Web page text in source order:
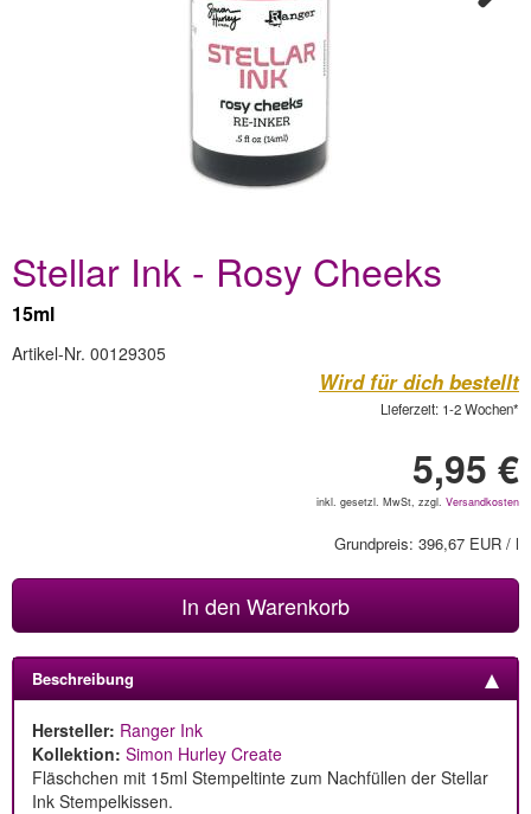
Stellar Ink - Rosy Cheeks
15ml
Artikel-Nr. 00129305
Wird für dich bestellt
Lieferzeit: 1-2 Wochen*
5,95 €
inkl. gesetzl. MwSt, zzgl. Versandkosten
Grundpreis: 396,67 EUR / l
In den Warenkorb
Beschreibung
Hersteller: Ranger Ink
Kollektion: Simon Hurley Create
Fläschchen mit 15ml Stempeltinte zum Nachfüllen der Stellar
Ink Stempelkissen.